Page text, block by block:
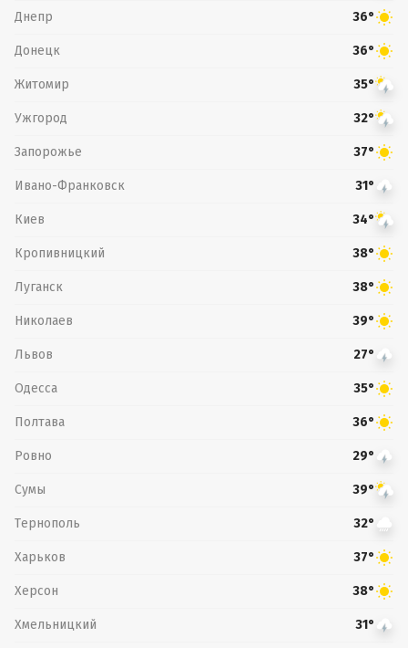
Днепр 36°
Донецк 36°
Житомир 35°
Ужгород 32°
Запорожье 37°
Ивано-Франковск 31°
Киев 34°
Кропивницкий 38°
Луганск 38°
Николаев 39°
Львов 27°
Одесса 35°
Полтава 36°
Ровно 29°
Сумы 39°
Тернополь 32°
Харьков 37°
Херсон 38°
Хмельницкий 31°